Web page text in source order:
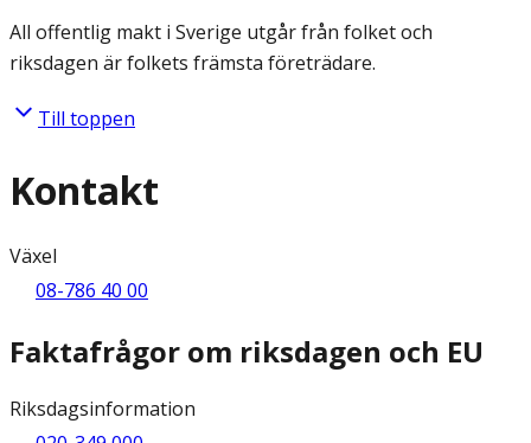
All offentlig makt i Sverige utgår från folket och
riksdagen är folkets främsta företrädare.
Till toppen
Kontakt
Växel
08-786 40 00
Faktafrågor om riksdagen och EU
Riksdagsinformation